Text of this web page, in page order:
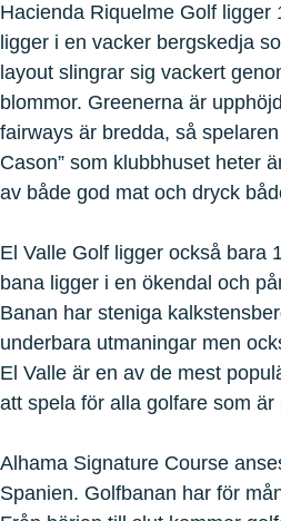
Hacienda Riquelme Golf ligger
ligger i en vacker bergskedja
layout slingrar sig vackert
blommor. Greenerna är
fairways är bredda, så
Cason” som klubbhuset heter
av både god mat och dryck
El Valle Golf ligger också bara
bana ligger i en ökendal och
Banan har steniga
underbara utmaningar men
El Valle är en av de mest
att spela för alla golfare som är
Alhama Signature Course
Spanien. Golfbanan har för